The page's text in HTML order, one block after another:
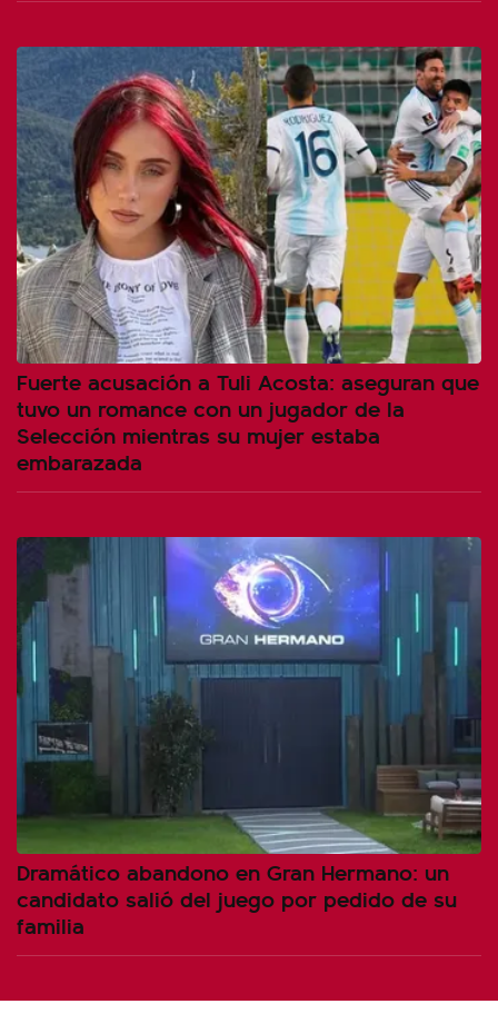
Fuerte acusación a Tuli Acosta: aseguran que
tuvo un romance con un jugador de la
Selección mientras su mujer estaba
embarazada
Dramático abandono en Gran Hermano: un
candidato salió del juego por pedido de su
familia